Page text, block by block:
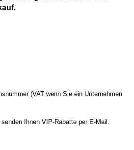
(VAT wenn Sie ein Unternehmen
Ihnen VIP-Rabatte per E-Mail.